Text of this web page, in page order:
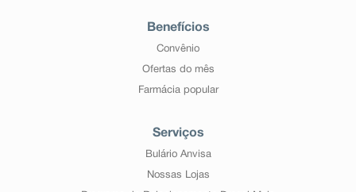
Benefícios
Convênio
Ofertas do mês
Farmácia popular
Serviços
Bulário Anvisa
Nossas Lojas